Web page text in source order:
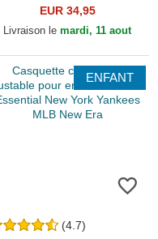
Raccoon Mini The
Goorin Bros.
EUR 34,95
Livraison le mardi, 11 aout
ENFANT
(4.7)